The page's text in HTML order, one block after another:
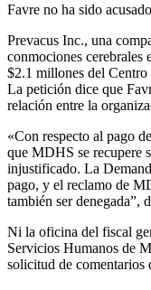
Favre no ha sido
Prevacus Inc., una
conmociones cerebrales
$2.1 millones del
La petición dice que
relación entre la
«Con respecto al pago
que MDHS se recupere
injustificado. La
pago, y el reclamo de
también ser denegada”,
Ni la oficina del fiscal
Servicios Humanos de
solicitud de